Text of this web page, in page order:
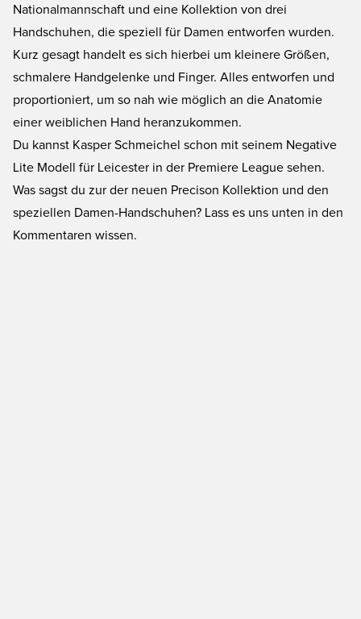
Nationalmannschaft und eine Kollektion von drei
Handschuhen, die speziell für Damen entworfen wurden.
Kurz gesagt handelt es sich hierbei um kleinere Größen,
schmalere Handgelenke und Finger. Alles entworfen und
proportioniert, um so nah wie möglich an die Anatomie
einer weiblichen Hand heranzukommen.
Du kannst Kasper Schmeichel schon mit seinem Negative
Lite Modell für Leicester in der Premiere League sehen.
Was sagst du zur der neuen Precison Kollektion und den
speziellen Damen-Handschuhen? Lass es uns unten in den
Kommentaren wissen.